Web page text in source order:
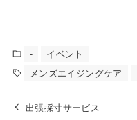
-
イベント
メンズエイジングケア
出張採寸サービス